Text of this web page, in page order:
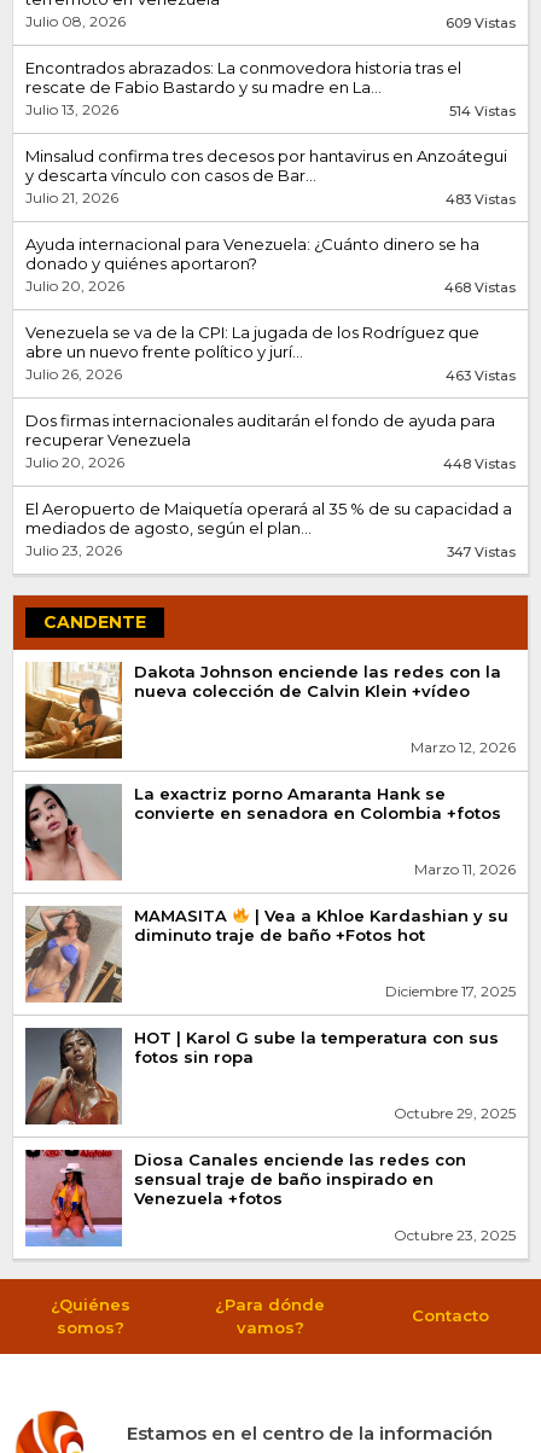
Julio 08, 2026 609 Vistas
Encontrados abrazados: La conmovedora historia tras el
rescate de Fabio Bastardo y su madre en La...
Julio 13, 2026 514 Vistas
Minsalud confirma tres decesos por hantavirus en Anzoátegui
y descarta vínculo con casos de Bar...
Julio 21, 2026 483 Vistas
Ayuda internacional para Venezuela: ¿Cuánto dinero se ha
donado y quiénes aportaron?
Julio 20, 2026 468 Vistas
Venezuela se va de la CPI: La jugada de los Rodríguez que
abre un nuevo frente político y jurí...
Julio 26, 2026 463 Vistas
Dos firmas internacionales auditarán el fondo de ayuda para
recuperar Venezuela
Julio 20, 2026 448 Vistas
El Aeropuerto de Maiquetía operará al 35 % de su capacidad a
mediados de agosto, según el plan...
Julio 23, 2026 347 Vistas
CANDENTE
Dakota Johnson enciende las redes con la
nueva colección de Calvin Klein +vídeo
Marzo 12, 2026
La exactriz porno Amaranta Hank se
convierte en senadora en Colombia +fotos
Marzo 11, 2026
MAMASITA
| Vea a Khloe Kardashian y su
diminuto traje de baño +Fotos hot
Diciembre 17, 2025
HOT | Karol G sube la temperatura con sus
fotos sin ropa
Octubre 29, 2025
Diosa Canales enciende las redes con
sensual traje de baño inspirado en
Venezuela +fotos
Octubre 23, 2025
¿Quiénes
somos?
¿Para dónde
vamos?
Contacto
Estamos en el centro de la información